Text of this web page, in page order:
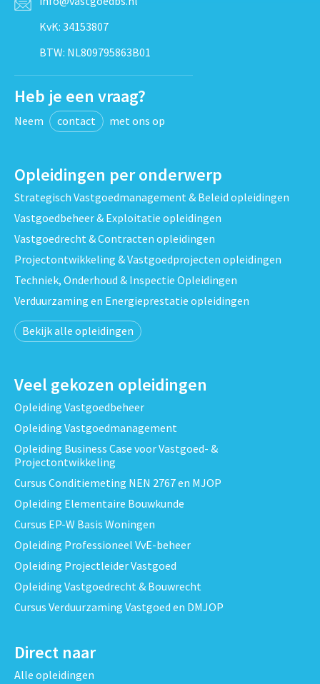
KvK: 34153807
BTW: NL809795863B01
Heb je een vraag?
Neem contact met ons op
Opleidingen per onderwerp
Strategisch Vastgoedmanagement & Beleid opleidingen
Vastgoedbeheer & Exploitatie opleidingen
Vastgoedrecht & Contracten opleidingen
Projectontwikkeling & Vastgoedprojecten opleidingen
Techniek, Onderhoud & Inspectie Opleidingen
Verduurzaming en Energieprestatie opleidingen
Bekijk alle opleidingen
Veel gekozen opleidingen
Opleiding Vastgoedbeheer
Opleiding Vastgoedmanagement
Opleiding Business Case voor Vastgoed- &
Projectontwikkeling
Cursus Conditiemeting NEN 2767 en MJOP
Opleiding Elementaire Bouwkunde
Cursus EP-W Basis Woningen
Opleiding Professioneel VvE-beheer
Opleiding Projectleider Vastgoed
Opleiding Vastgoedrecht & Bouwrecht
Cursus Verduurzaming Vastgoed en DMJOP
Direct naar
Alle opleidingen